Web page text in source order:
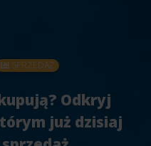
SPRZEDAŻ
Odkryj
już dzisiaj